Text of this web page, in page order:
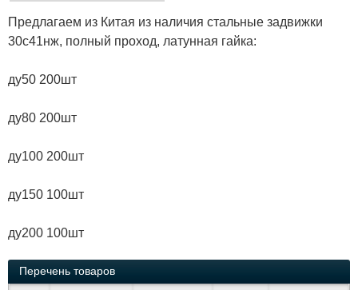
Личности
Словарь
Форум
Отзывы
Предлагаем из Китая из наличия стальные задвижки
30с41нж, полный проход, латунная гайка:
ду50 200шт
ду80 200шт
ду100 200шт
ду150 100шт
ду200 100шт
Перечень товаров